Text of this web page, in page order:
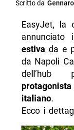
Scritto da
EasyJet, la
estivada e
da Napoli
dell’hub
italiano.
Ecco i